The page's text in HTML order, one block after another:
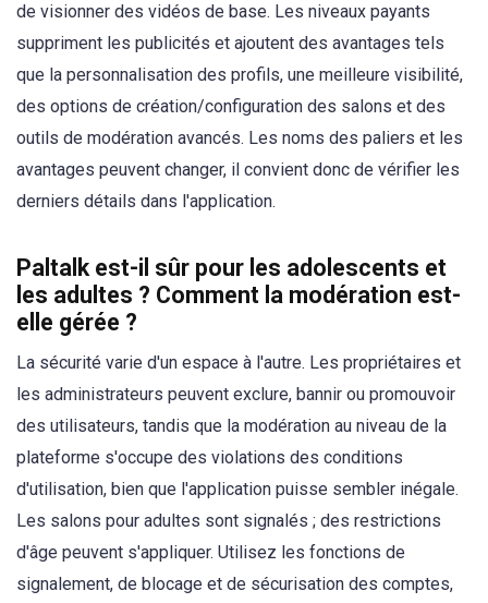
de visionner des vidéos de base. Les niveaux payants
suppriment les publicités et ajoutent des avantages tels
que la personnalisation des profils, une meilleure visibilité,
des options de création/configuration des salons et des
outils de modération avancés. Les noms des paliers et les
avantages peuvent changer, il convient donc de vérifier les
derniers détails dans l'application.
Paltalk est-il sûr pour les adolescents et
les adultes ? Comment la modération est-
elle gérée ?
La sécurité varie d'un espace à l'autre. Les propriétaires et
les administrateurs peuvent exclure, bannir ou promouvoir
des utilisateurs, tandis que la modération au niveau de la
plateforme s'occupe des violations des conditions
d'utilisation, bien que l'application puisse sembler inégale.
Les salons pour adultes sont signalés ; des restrictions
d'âge peuvent s'appliquer. Utilisez les fonctions de
signalement, de blocage et de sécurisation des comptes,